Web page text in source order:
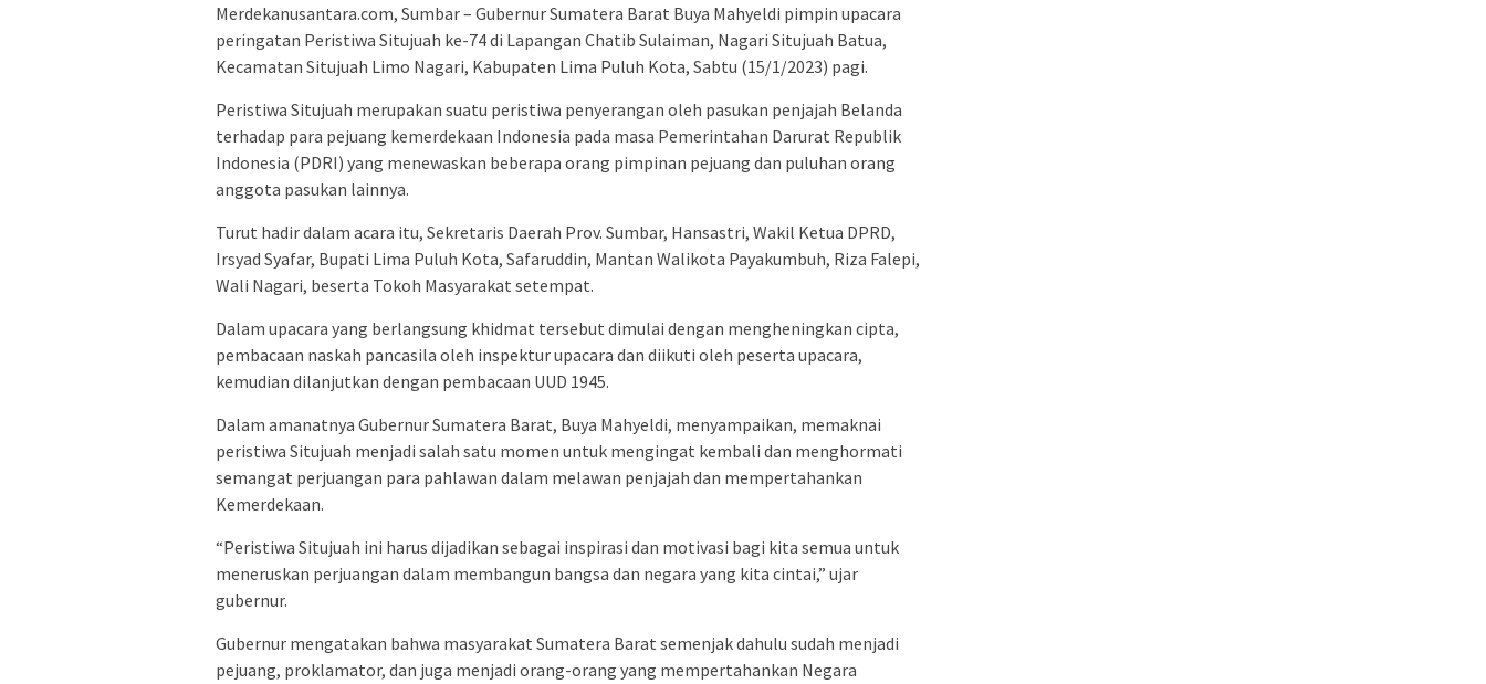
Merdekanusantara.com, Sumbar – Gubernur Sumatera Barat Buya Mahyeldi pimpin upacara
peringatan Peristiwa Situjuah ke-74 di Lapangan Chatib Sulaiman, Nagari Situjuah Batua,
Kecamatan Situjuah Limo Nagari, Kabupaten Lima Puluh Kota, Sabtu (15/1/2023) pagi.
Peristiwa Situjuah merupakan suatu peristiwa penyerangan oleh pasukan penjajah Belanda
terhadap para pejuang kemerdekaan Indonesia pada masa Pemerintahan Darurat Republik
Indonesia (PDRI) yang menewaskan beberapa orang pimpinan pejuang dan puluhan orang
anggota pasukan lainnya.
Turut hadir dalam acara itu, Sekretaris Daerah Prov. Sumbar, Hansastri, Wakil Ketua DPRD,
Irsyad Syafar, Bupati Lima Puluh Kota, Safaruddin, Mantan Walikota Payakumbuh, Riza Falepi,
Wali Nagari, beserta Tokoh Masyarakat setempat.
Dalam upacara yang berlangsung khidmat tersebut dimulai dengan mengheningkan cipta,
pembacaan naskah pancasila oleh inspektur upacara dan diikuti oleh peserta upacara,
kemudian dilanjutkan dengan pembacaan UUD 1945.
Dalam amanatnya Gubernur Sumatera Barat, Buya Mahyeldi, menyampaikan, memaknai
peristiwa Situjuah menjadi salah satu momen untuk mengingat kembali dan menghormati
semangat perjuangan para pahlawan dalam melawan penjajah dan mempertahankan
Kemerdekaan.
“Peristiwa Situjuah ini harus dijadikan sebagai inspirasi dan motivasi bagi kita semua untuk
meneruskan perjuangan dalam membangun bangsa dan negara yang kita cintai,” ujar
gubernur.
Gubernur mengatakan bahwa masyarakat Sumatera Barat semenjak dahulu sudah menjadi
pejuang, proklamator, dan juga menjadi orang-orang yang mempertahankan Negara